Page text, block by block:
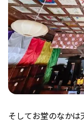
そしてお堂のなかは